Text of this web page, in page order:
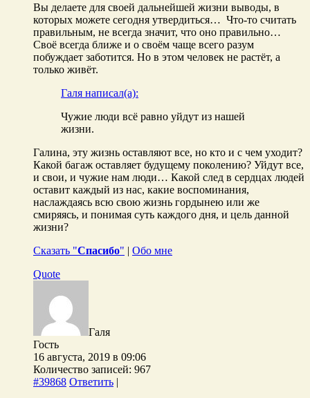
Вы делаете для своей дальнейшей жизни выводы, в
которых можете сегодня утвердиться… Что-то считать
правильным, не всегда значит, что оно правильно…
Своё всегда ближе и о своём чаще всего разум
побуждает заботится. Но в этом человек не растёт, а
только живёт.
Галя написал(а):
Чужие люди всё равно уйдут из нашей
жизни.
Галина, эту жизнь оставляют все, но кто и с чем уходит?
Какой багаж оставляет будущему поколению? Уйдут все,
и свои, и чужие нам люди… Какой след в сердцах людей
оставит каждый из нас, какие воспоминания,
наслаждаясь всю свою жизнь гордынею или же
смиряясь, и понимая суть каждого дня, и цель данной
жизни?
Сказать "Спасибо" | Обо мне
Quote
Галя
Гость
16 августа, 2019 в 09:06
Количество записей: 967
#39868 Ответить |